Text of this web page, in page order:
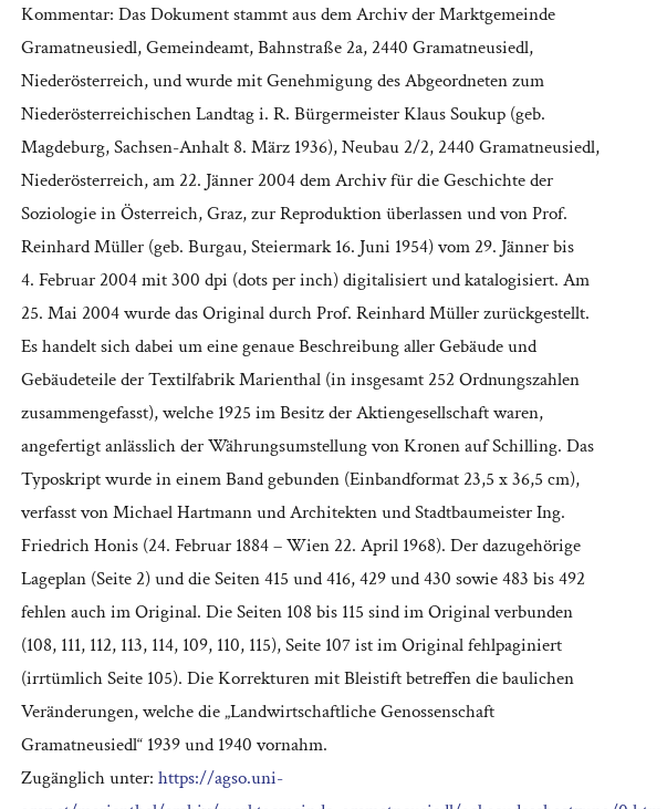
Kommentar: Das Dokument stammt aus dem Archiv der Marktgemeinde
Gramatneusiedl, Gemeindeamt, Bahnstraße 2a, 2440 Gramatneusiedl,
Niederösterreich, und wurde mit Genehmigung des Abgeordneten zum
Niederösterreichischen Landtag i. R. Bürgermeister Klaus Soukup (geb.
Magdeburg, Sachsen-Anhalt 8. März 1936), Neubau 2/2, 2440 Gramatneusiedl,
Niederösterreich, am 22. Jänner 2004 dem Archiv für die Geschichte der
Soziologie in Österreich, Graz, zur Reproduktion überlassen und von Prof.
Reinhard Müller (geb. Burgau, Steiermark 16. Juni 1954) vom 29. Jänner bis
4. Februar 2004 mit 300 dpi (dots per inch) digitalisiert und katalogisiert. Am
25. Mai 2004 wurde das Original durch Prof. Reinhard Müller zurückgestellt.
Es handelt sich dabei um eine genaue Beschreibung aller Gebäude und
Gebäudeteile der Textilfabrik Marienthal (in insgesamt 252 Ordnungszahlen
zusammengefasst), welche 1925 im Besitz der Aktiengesellschaft waren,
angefertigt anlässlich der Währungsumstellung von Kronen auf Schilling. Das
Typoskript wurde in einem Band gebunden (Einbandformat 23,5 x 36,5 cm),
verfasst von Michael Hartmann und Architekten und Stadtbaumeister Ing.
Friedrich Honis (24. Februar 1884 – Wien 22. April 1968). Der dazugehörige
Lageplan (Seite 2) und die Seiten 415 und 416, 429 und 430 sowie 483 bis 492
fehlen auch im Original. Die Seiten 108 bis 115 sind im Original verbunden
(108, 111, 112, 113, 114, 109, 110, 115), Seite 107 ist im Original fehlpaginiert
(irrtümlich Seite 105). Die Korrekturen mit Bleistift betreffen die baulichen
Veränderungen, welche die „Landwirtschaftliche Genossenschaft
Gramatneusiedl“ 1939 und 1940 vornahm.
Zugänglich unter: https://agso.uni-